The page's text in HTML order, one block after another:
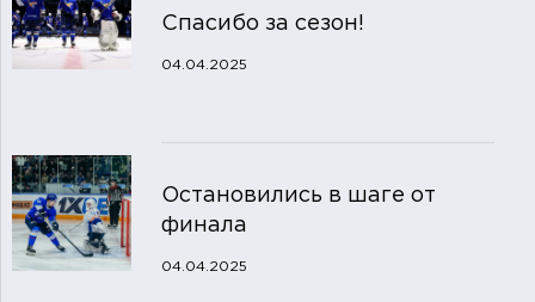
Спасибо за сезон!
04.04.2025
Остановились в шаге от
финала
04.04.2025